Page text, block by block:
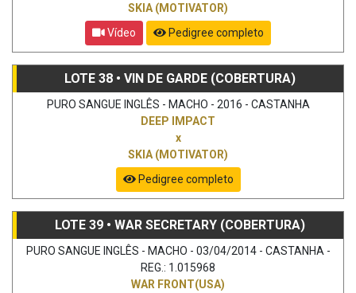
SKIA (MOTIVATOR)
Vídeo
Pedigree completo
LOTE 38 • VIN DE GARDE (COBERTURA)
PURO SANGUE INGLÊS - MACHO - 2016 - CASTANHA
DEEP IMPACT
x
SKIA (MOTIVATOR)
Pedigree completo
LOTE 39 • WAR SECRETARY (COBERTURA)
PURO SANGUE INGLÊS - MACHO - 03/04/2014 - CASTANHA -
REG.: 1.015968
WAR FRONT(USA)